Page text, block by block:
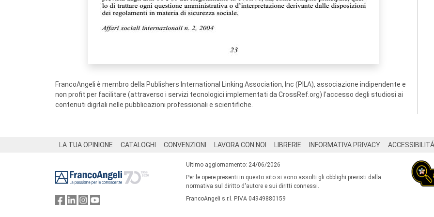
FrancoAngeli è membro della Publishers International Linking Association, Inc (PILA), associazione indipendente e
non profit per facilitare (attraverso i servizi tecnologici implementati da CrossRef.org) l’accesso degli studiosi ai
contenuti digitali nelle pubblicazioni professionali e scientifiche.
LA TUA OPINIONE CATALOGHI CONVENZIONI LAVORA CON NOI LIBRERIE INFORMATIVA PRIVACY ACCESSIBILITÁ
Ultimo aggiornamento: 24/06/2026
Per le opere presenti in questo sito si sono assolti gli obblighi previsti dalla
normativa sul diritto d'autore e sui diritti connessi.
FrancoAngeli s.r.l. P.IVA 04949880159